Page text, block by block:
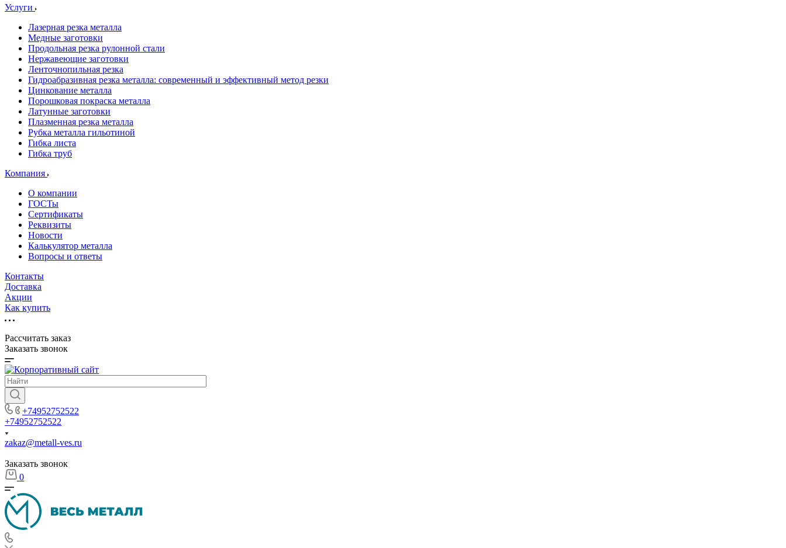
Услуги
Лазерная резка металла
Медные заготовки
Продольная резка рулонной стали
Нержавеющие заготовки
Ленточнопильная резка
Гидроабразивная резка металла: современный и эффективный метод резки
Цинкование металла
Порошковая покраска металла
Латунные заготовки
Плазменная резка металла
Рубка металла гильотиной
Гибка листа
Гибка труб
Компания
О компании
ГОСТы
Сертификаты
Реквизиты
Новости
Калькулятор металла
Вопросы и ответы
Контакты
Доставка
Акции
Как купить
Рассчитать заказ
Заказать звонок
+74952752522
+74952752522
zakaz@metall-ves.ru
Заказать звонок
0